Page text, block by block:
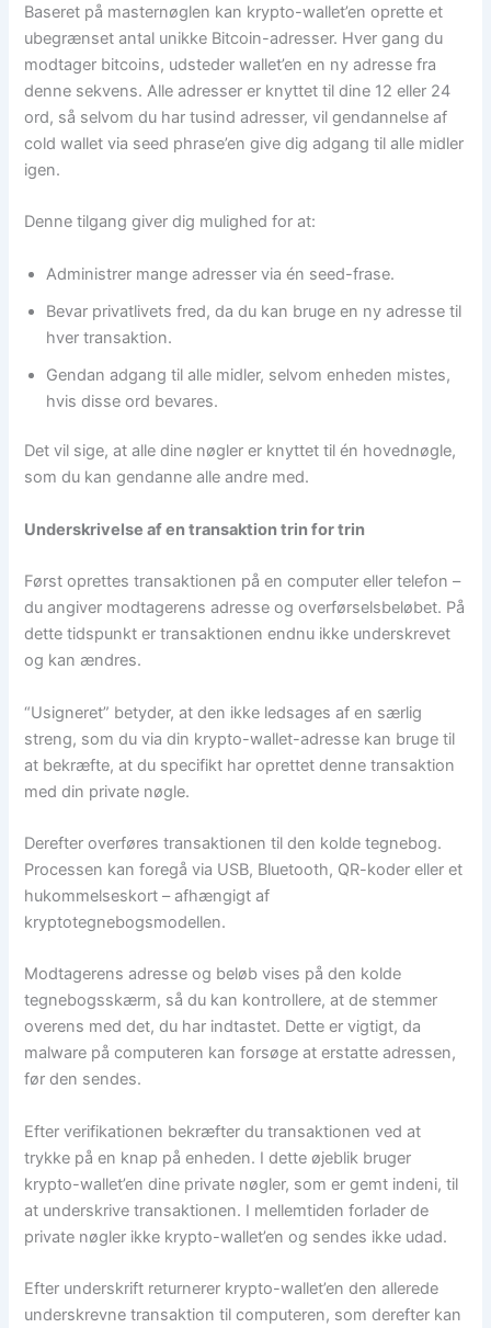
Baseret på masternøglen kan krypto-wallet’en oprette et
ubegrænset antal unikke Bitcoin-adresser. Hver gang du
modtager bitcoins, udsteder wallet’en en ny adresse fra
denne sekvens. Alle adresser er knyttet til dine 12 eller 24
ord, så selvom du har tusind adresser, vil gendannelse af
cold wallet via seed phrase’en give dig adgang til alle midler
igen.
Denne tilgang giver dig mulighed for at:
Administrer mange adresser via én seed-frase.
Bevar privatlivets fred, da du kan bruge en ny adresse til
hver transaktion.
Gendan adgang til alle midler, selvom enheden mistes,
hvis disse ord bevares.
Det vil sige, at alle dine nøgler er knyttet til én hovednøgle,
som du kan gendanne alle andre med.
Underskrivelse af en transaktion trin for trin
Først oprettes transaktionen på en computer eller telefon –
du angiver modtagerens adresse og overførselsbeløbet. På
dette tidspunkt er transaktionen endnu ikke underskrevet
og kan ændres.
“Usigneret” betyder, at den ikke ledsages af en særlig
streng, som du via din krypto-wallet-adresse kan bruge til
at bekræfte, at du specifikt har oprettet denne transaktion
med din private nøgle.
Derefter overføres transaktionen til den kolde tegnebog.
Processen kan foregå via USB, Bluetooth, QR-koder eller et
hukommelseskort – afhængigt af
kryptotegnebogsmodellen.
Modtagerens adresse og beløb vises på den kolde
tegnebogsskærm, så du kan kontrollere, at de stemmer
overens med det, du har indtastet. Dette er vigtigt, da
malware på computeren kan forsøge at erstatte adressen,
før den sendes.
Efter verifikationen bekræfter du transaktionen ved at
trykke på en knap på enheden. I dette øjeblik bruger
krypto-wallet’en dine private nøgler, som er gemt indeni, til
at underskrive transaktionen. I mellemtiden forlader de
private nøgler ikke krypto-wallet’en og sendes ikke udad.
Efter underskrift returnerer krypto-wallet’en den allerede
underskrevne transaktion til computeren, som derefter kan